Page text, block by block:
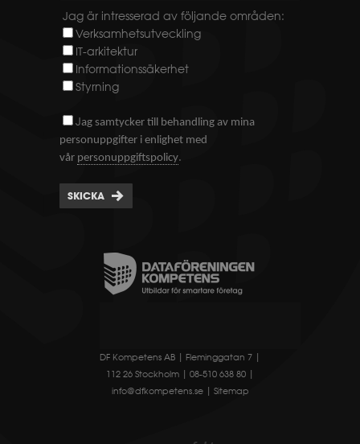
Jag är intresserad av följande områden:
Verksamhetsutveckling
IT-arkitektur
Informationssäkerhet
Styrning
Jag samtycker till behandling av mina
personuppgifter i enlighet med
vår personuppgiftspolicy.
SKICKA
DF Kompetens AB | Fleminggatan 7 |
112 26 Stockholm | 08-510 638 80 |
info@dfkompetens.se| Sitemap